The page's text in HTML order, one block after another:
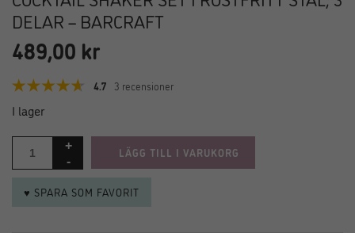
DELAR – BARCRAFT
489,00 kr
4.7 3 recensioner
I lager
LÄGG TILL I VARUKORG
♥ SPARA SOM FAVORIT